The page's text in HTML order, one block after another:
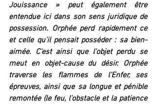
Jouissance » peut également être
entendue ici dans son sens juridique de
possession. Orphée perd rapidement ce
et celle qu'il pensait posséder : sa bien-
aimée. C'est ainsi que l'objet perdu se
meut en objet-cause du désir. Orphée
traverse les flammes de l'Enfer, ses
épreuves, ainsi que sa longue et pénible
remontée (le feu, l'obstacle et la patience